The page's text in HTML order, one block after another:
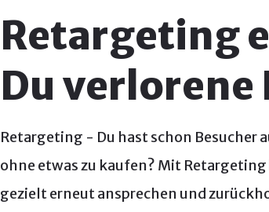
Retargeting
Du
Retargeting - Du hast schon Besucher
ohne etwas zu kaufen? Mit
gezielt erneut ansprechen und